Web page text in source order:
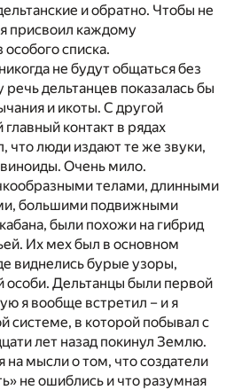
и обратно. Чтобы не
я присвоил каждому
списка.
не будут общаться без
дельтанцев показалась бы
и икоты. С другой
контакт в рядах
что люди издают те же звуки,
Очень мило.
телами, длинными
большими подвижными
были похожи на гибрид
Их мех был в основном
виднелись бурые узоры,
особи. Дельтанцы были первой
я вообще встретил – и я
системе, в которой побывал с
лет назад покинул Землю.
мысли о том, что создатели
не ошиблись и что разумная